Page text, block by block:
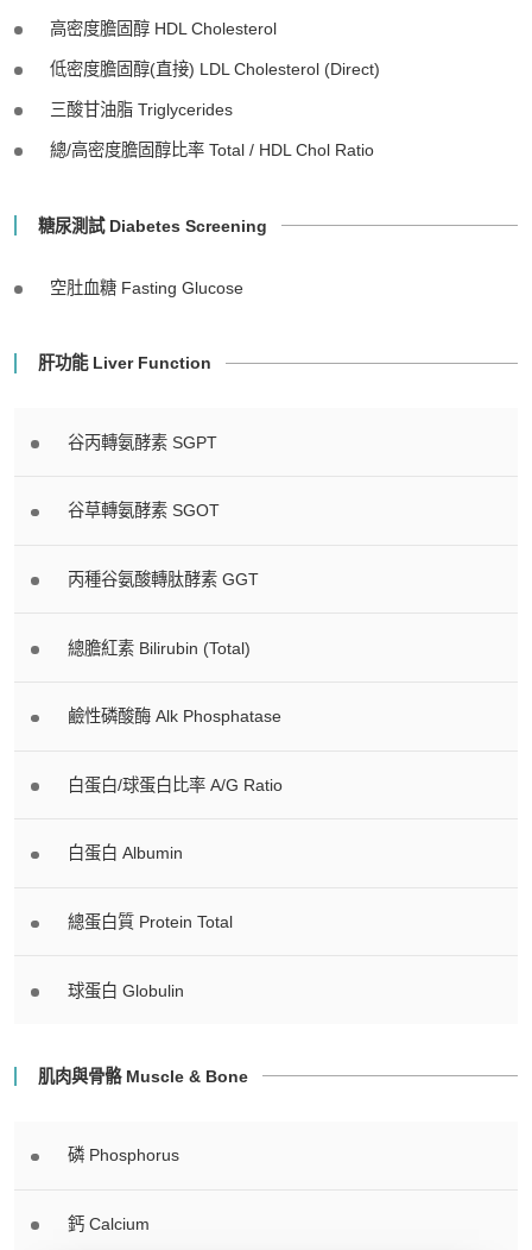
高密度膽固醇 HDL Cholesterol
低密度膽固醇(直接) LDL Cholesterol (Direct)
三酸甘油脂 Triglycerides
總/高密度膽固醇比率 Total / HDL Chol Ratio
糖尿測試 Diabetes Screening
空肚血糖 Fasting Glucose
肝功能 Liver Function
谷丙轉氨酵素 SGPT
谷草轉氨酵素 SGOT
丙種谷氨酸轉肽酵素 GGT
總膽紅素 Bilirubin (Total)
鹼性磷酸酶 Alk Phosphatase
白蛋白/球蛋白比率 A/G Ratio
白蛋白 Albumin
總蛋白質 Protein Total
球蛋白 Globulin
肌肉與骨骼 Muscle & Bone
磷 Phosphorus
鈣 Calcium